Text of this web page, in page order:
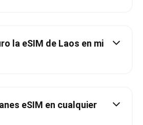
la eSIM de Laos en mi
eSIM en cualquier